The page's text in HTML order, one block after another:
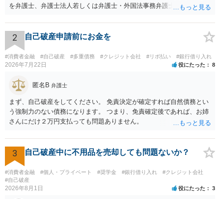
を弁護士、弁護士法人若しくは弁護士・外国法事務弁護士共同法人若
等」という。）に委託し、又はその処理のため必要な裁判所における
民事事件に関する手続をとり、弁護士等又は裁判所から書面によりそ
の旨の通知があつた場合において、正当な理由がないのに、債務者等
に対し、電話をかけ、電報を送達し、若しくはファクシミリ装置を用
いて送信し、又は訪問する方法により、当該債務を弁済することを要
かわらず、更にこれらの方法で当該債務を弁済することを要求するこ
処分申請、不退去罪が成立すれば警察に通報などの対応が考えられま
す。ご参考にしてください。
2 自己破産申請前にお金を
#消費者金融 #自己破産 #多重債務 #クレジット会社 #リボ払い #銀行借り入れ
2026年7月22日 役にたった 8
匿名B 弁護士
まず、自己破産をしてください。 免責決定が確定すれば自然債務とい
う強制力のない債務になります。 つまり、免責確定後であれば、お姉
さんにだけ２万円支払っても問題ありません。
3 自己破産中に不用品を売却しても問題ないか？
#消費者金融 #個人・プライベート #奨学金 #銀行借り入れ
#クレジット会社
#自己破産
2026年8月1日 役にたった 3